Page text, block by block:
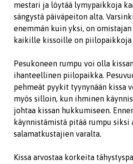
mestari ja löytää lymypaikkoja
sängystä päiväpeiton alta.
enemmän kuin yksi, on
kaikille kissoille on
Pesukoneen rumpu voi olla
ihanteellinen piilopaikka.
pehmeät pyykit tyynynään kissa
myös silloin, kun ihminen
johtaa kissan hukkumiseen.
käynnistämistä pitää rumpu siksi
salamatkustajien varalta.
Kissa arvostaa korkeita